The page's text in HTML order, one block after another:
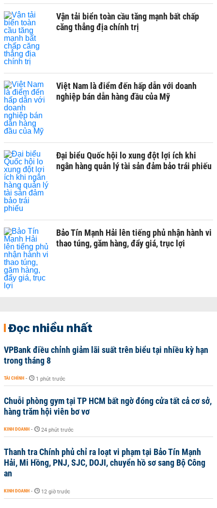
Vận tải biển toàn cầu tăng mạnh bất chấp
căng thẳng địa chính trị
Việt Nam là điểm đến hấp dẫn với doanh
nghiệp bán dẫn hàng đầu của Mỹ
Đại biểu Quốc hội lo xung đột lợi ích khi
ngân hàng quản lý tài sản đảm bảo trái phiếu
Bảo Tín Mạnh Hải lên tiếng phủ nhận hành vi
thao túng, găm hàng, đẩy giá, trục lợi
Đọc nhiều nhất
VPBank điều chỉnh giảm lãi suất trên biểu tại nhiều kỳ hạn
trong tháng 8
TÀI CHÍNH - 1 phút trước
Chuỗi phòng gym tại TP HCM bất ngờ đóng cửa tất cả cơ sở,
hàng trăm hội viên bơ vơ
KINH DOANH - 24 phút trước
Thanh tra Chính phủ chỉ ra loạt vi phạm tại Bảo Tín Mạnh
Hải, Mi Hồng, PNJ, SJC, DOJI, chuyển hồ sơ sang Bộ Công
an
KINH DOANH - 12 giờ trước